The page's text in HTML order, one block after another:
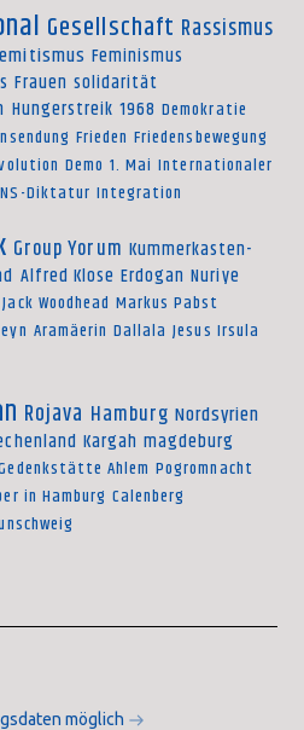
Gesellschaft Rassismus
Feminismus
Frauen solidarität
Hungerstreik 1968 Demokratie
Frieden Friedensbewegung
Demo 1. Mai Internationaler
NS-Diktatur Integration
Group Yorum Kummerkasten-
Alfred Klose Erdogan Nuriye
Jack Woodhead Markus Pabst
Aramäerin Dallala Jesus Irsula
Rojava Hamburg Nordsyrien
Kargah magdeburg
Ahlem Pogromnacht
in Hamburg Calenberg
möglich